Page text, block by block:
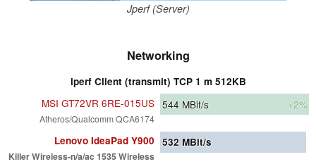
Jperf (Server)
Networking
iperf Client (transmit) TCP 1 m 512KB
MSI GT72VR 6RE-015US
Atheros/Qualcomm QCA6174
544 MBit/s +2%
Lenovo IdeaPad Y900
Killer Wireless-n/a/ac 1535 Wireless
532 MBit/s